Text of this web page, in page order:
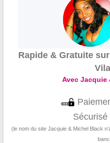
Rapide & Gratuite
Avec Jacquie
(le nom du site Jacquie & Michel Black